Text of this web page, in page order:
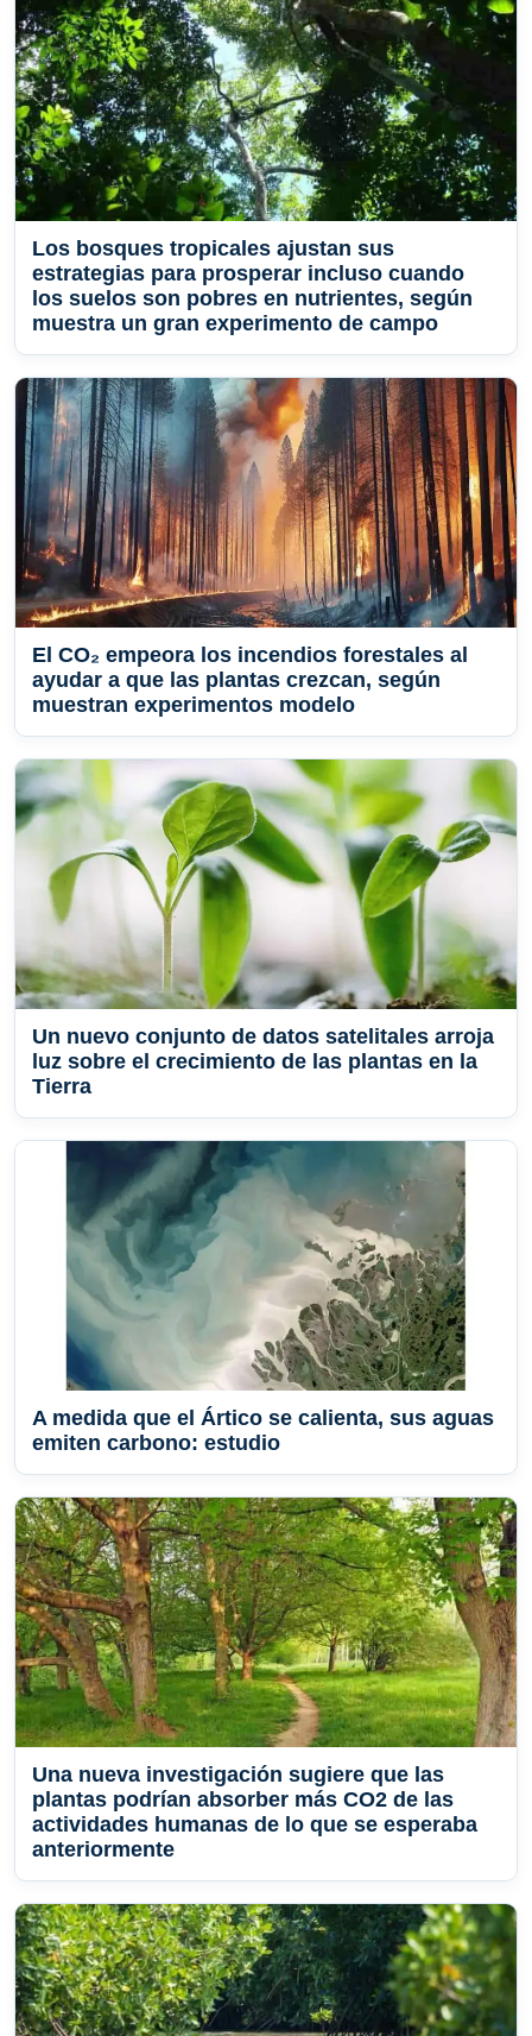
Los bosques tropicales ajustan sus
estrategias para prosperar incluso cuando
los suelos son pobres en nutrientes, según
muestra un gran experimento de campo
El CO₂ empeora los incendios forestales al
ayudar a que las plantas crezcan, según
muestran experimentos modelo
Un nuevo conjunto de datos satelitales arroja
luz sobre el crecimiento de las plantas en la
Tierra
A medida que el Ártico se calienta, sus aguas
emiten carbono: estudio
Una nueva investigación sugiere que las
plantas podrían absorber más CO2 de las
actividades humanas de lo que se esperaba
anteriormente